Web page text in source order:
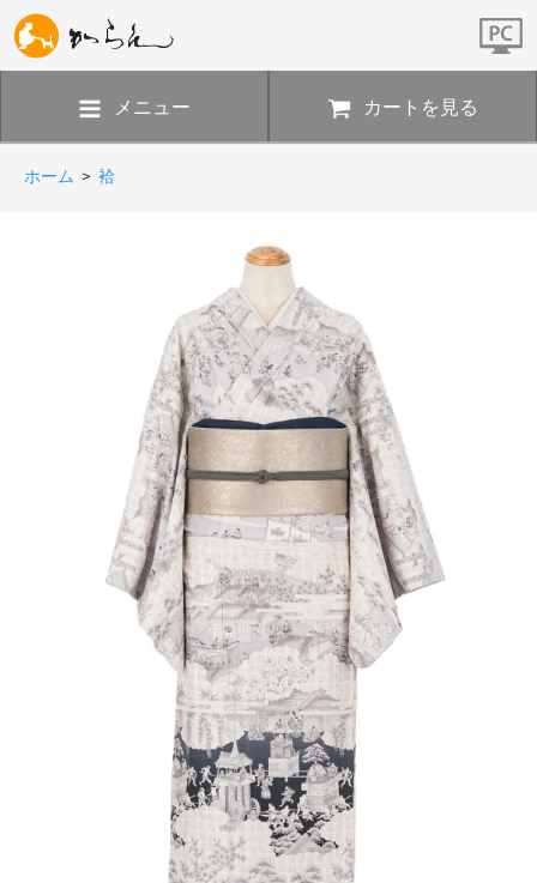
メニュー カートを見る
ホーム > 袷